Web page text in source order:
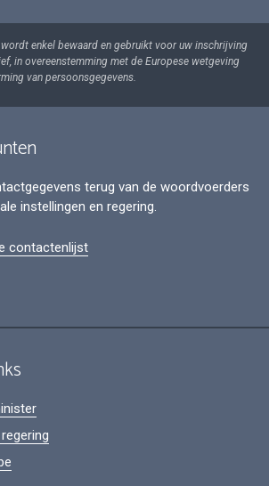
enkel bewaard en gebruikt voor uw inschrijving
in overeenstemming met de Europese wetgeving
van persoonsgegevens.
terug van de woordvoerders
instellingen en regering.
contactenlijst